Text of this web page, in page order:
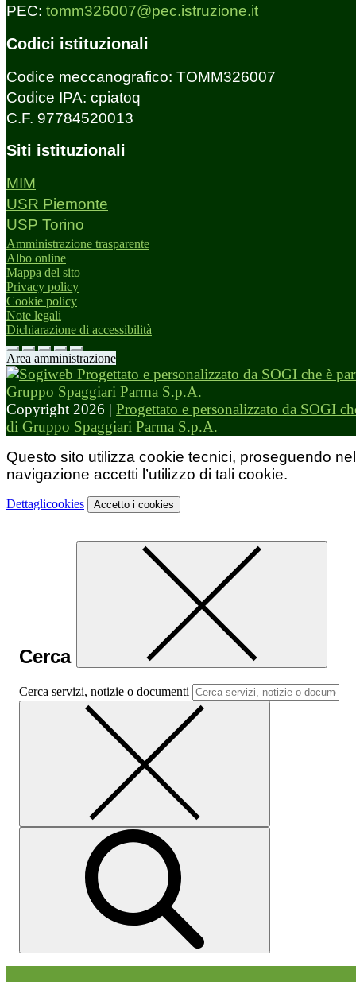
PEC: tomm326007@pec.istruzione.it
Codici istituzionali
Codice meccanografico: TOMM326007
Codice IPA: cpiatoq
C.F. 97784520013
Siti istituzionali
MIM
USR Piemonte
USP Torino
Amministrazione trasparente
Albo online
Mappa del sito
Privacy policy
Cookie policy
Note legali
Dichiarazione di accessibilità
Area amministrazione
Copyright 2026 | Progettato e personalizzato da SOGI
di Gruppo Spaggiari Parma S.p.A.
Questo sito utilizza cookie tecnici, proseguendo
navigazione accetti l’utilizzo di tali cookie.
Dettaglicookies Accetto i cookies
Cerca
Cerca servizi, notizie o documenti